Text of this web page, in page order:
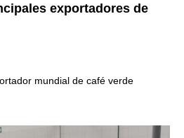
exportadores de
mundial de café verde